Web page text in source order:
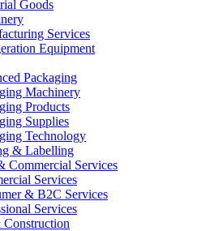
Goods
Services
Equipment
Packaging
Machinery
Products
Supplies
Technology
& Labelling
Commercial Services
Services
& B2C Services
Services
Construction